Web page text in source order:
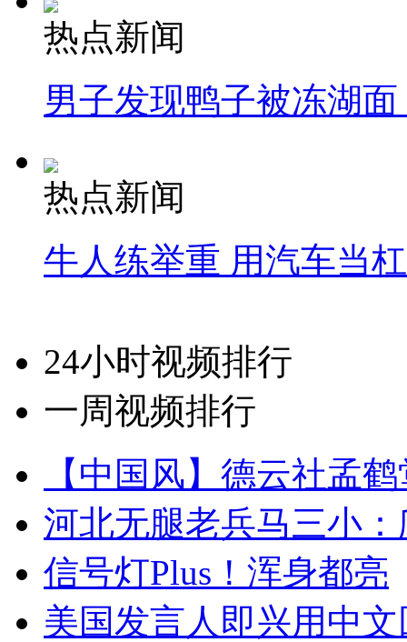
热点新闻
男子发现鸭子被冻湖
热点新闻
牛人练举重 用汽车当
24小时视频排行
一周视频排行
【中国风】德云社孟
河北无腿老兵马三小
信号灯Plus！浑身都亮
美国发言人即兴用中